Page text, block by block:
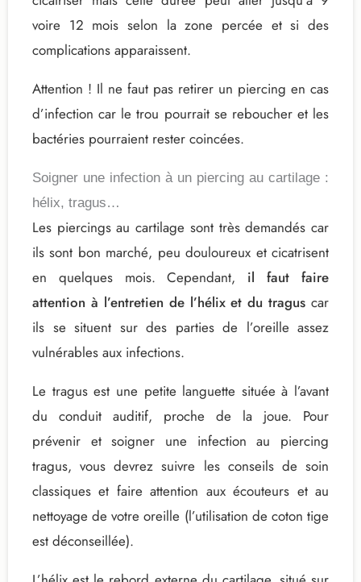
voire 12 mois selon la zone percée et si des
complications apparaissent.
Attention ! Il ne faut pas retirer un piercing en cas
d’infection car le trou pourrait se reboucher et les
bactéries pourraient rester coincées.
Soigner une infection à un piercing au cartilage :
hélix, tragus…
Les piercings au cartilage sont très demandés car
ils sont bon marché, peu douloureux et cicatrisent
en quelques mois. Cependant, il faut faire
attention à l’entretien de l’hélix et du tragus car
ils se situent sur des parties de l’oreille assez
vulnérables aux infections.
Le tragus est une petite languette située à l’avant
du conduit auditif, proche de la joue. Pour
prévenir et soigner une infection au piercing
tragus, vous devrez suivre les conseils de soin
classiques et faire attention aux écouteurs et au
nettoyage de votre oreille (l’utilisation de coton tige
est déconseillée).